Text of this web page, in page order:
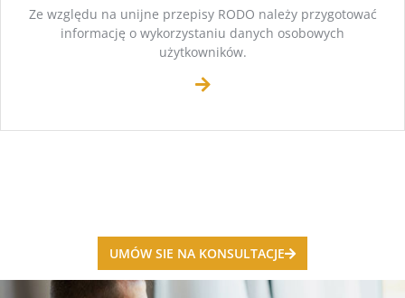
Ze względu na unijne przepisy RODO należy przygotować
informację o wykorzystaniu danych osobowych
użytkowników.
UMÓW SIE NA KONSULTACJE